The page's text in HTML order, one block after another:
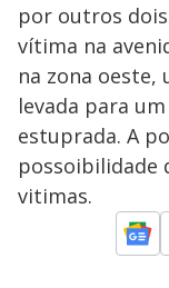
M
u
d
o
por outros
vítima na
na zona oeste,
levada para
estuprada. A
possoibilidade
vitimas.